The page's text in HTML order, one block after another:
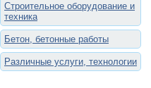
Строительное оборудование и
техника
Бетон, бетонные работы
Различные услуги, технологии